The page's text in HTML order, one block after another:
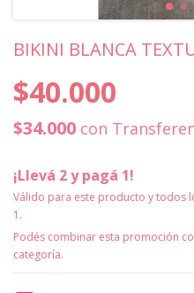
BIKINI BLANCA
$40.000
$34.000 con
¡Llevá 2 y pagá 1!
Válido para este producto y todos
1.
Podés combinar esta promoción
categoría.